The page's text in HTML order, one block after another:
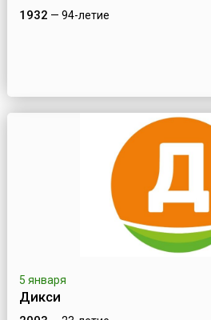
1932 — 94-летие
5 января
Дикси